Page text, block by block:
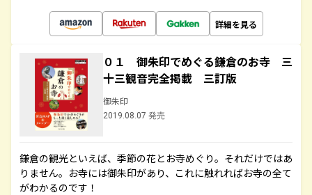
詳細を見る
０１ 御朱印でめぐる鎌倉のお寺 三
十三観音完全掲載 三訂版
御朱印
2019.08.07 発売
鎌倉の観光といえば、季節の花とお寺めぐり。それだけではあ
りません。お寺には御朱印があり、これに触れればお寺の全て
がわかるのです！